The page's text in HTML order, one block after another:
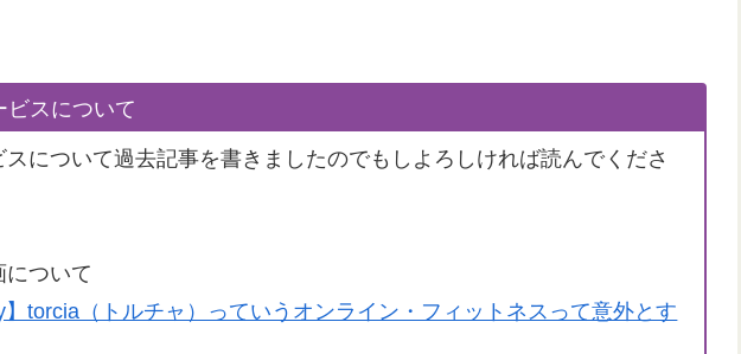
ビスについて
について過去記事を書きましたのでもしよろしければ読んでくださ
について
】torcia（トルチャ）っていうオンライン・フィットネスって意外とす